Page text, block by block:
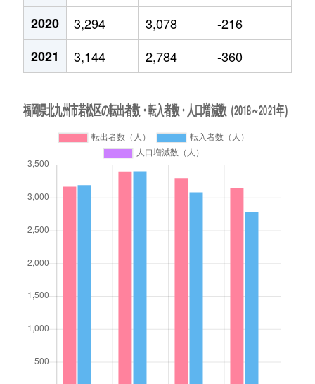
2020
3,294 3,078
-216
2021
3,144 2,784 -360